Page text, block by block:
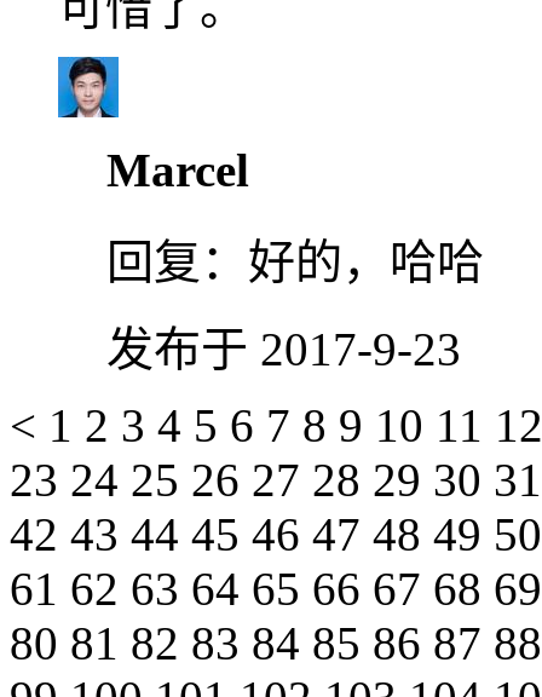
Marcel
回复： 好的，哈哈
发布于 2017-9-23
< 1 2 3 4 5 6 7 8 9 10 11
23 24 25 26 27 28 29 30
42 43 44 45 46 47 48 49
61 62 63 64 65 66 67 68
80 81 82 83 84 85 86 87